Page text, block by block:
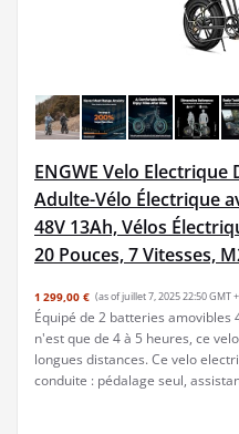
ENGWE Velo
Adulte-Vélo Électrique
48V 13Ah, Vélos
20 Pouces, 7 Vitesses,
1 299,00 € (as of juillet 7, 2025 22:50 GMT
Équipé de 2 batteries amovibles
n'est que de 4 à 5 heures, ce
longues distances. Ce velo
conduite : pédalage seul,